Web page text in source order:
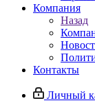
Компания
Назад
Контакты
Личный